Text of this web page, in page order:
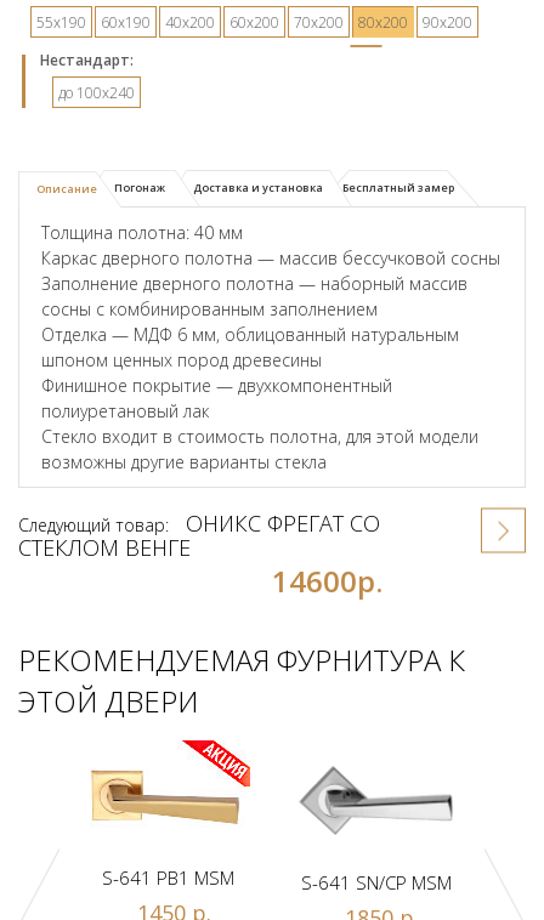
55х190 60х190 40х200 60х200 70х200 80х200
90х200
Hестандарт:
до 100x240
Описание Погонаж Доставка и установка Бесплатный замер
Толщина полотна: 40 мм
Каркас дверного полотна — массив бессучковой сосны
Заполнение дверного полотна — наборный массив
сосны с комбинированным заполнением
Отделка — МДФ 6 мм, облицованный натуральным
шпоном ценных пород древесины
Финишное покрытие — двухкомпонентный
полиуретановый лак
Стекло входит в стоимость полотна, для этой модели
возможны другие варианты стекла
Следующий товар:
ОНИКС ФРЕГАТ СО
СТЕКЛОМ ВЕНГЕ
14600р.
РЕКОМЕНДУЕМАЯ ФУРНИТУРА К
ЭТОЙ ДВЕРИ
S-641 PB1 MSM
1450 р.
S-641 SN/CP MSM